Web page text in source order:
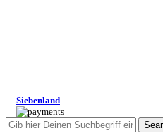
Siebenland